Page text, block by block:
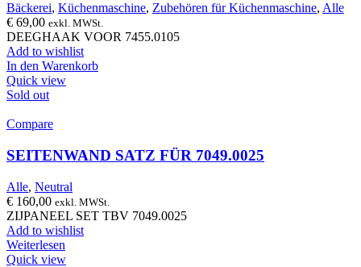
Bäckerei, Küchenmaschine, Zubehören für Küchenmaschine, Alle
€ 69,00 exkl. MWSt.
DEEGHAAK VOOR 7455.0105
Add to wishlist
In den Warenkorb
Quick view
Sold out
Compare
SEITENWAND SATZ FÜR 7049.0025
Alle, Neutral
€ 160,00 exkl. MWSt.
ZIJPANEEL SET TBV 7049.0025
Add to wishlist
Weiterlesen
Quick view